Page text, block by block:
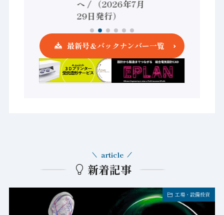
へ / （2026年7月
29日発行）
最新号＆バックナンバー一覧
新着記事
article
工場・設備投資